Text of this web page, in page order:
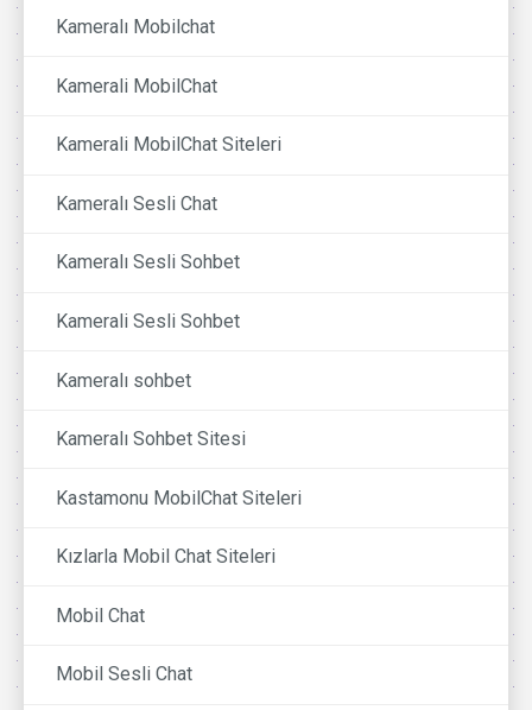
Kameralı Mobilchat
Kamerali MobilChat
Kamerali MobilChat Siteleri
Kameralı Sesli Chat
Kameralı Sesli Sohbet
Kamerali Sesli Sohbet
Kameralı sohbet
Kameralı Sohbet Sitesi
Kastamonu MobilChat Siteleri
Kızlarla Mobil Chat Siteleri
Mobil Chat
Mobil Sesli Chat